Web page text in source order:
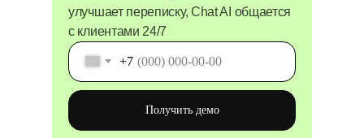
улучшает переписку, Chat AI общается
с клиентами 24/7
+7
Получить демо